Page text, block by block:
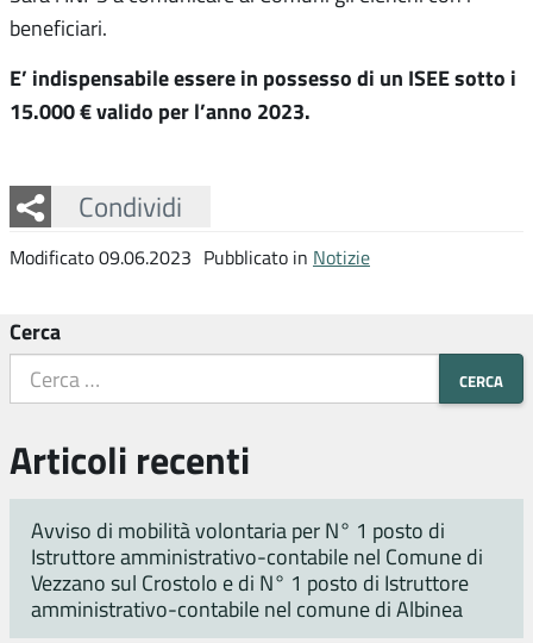
beneficiari.
E’ indispensabile essere in possesso di un ISEE sotto i
15.000 € valido per l’anno 2023.
Condividi
Facebook
Twitter
Whatsapp
Modificato 09.06.2023 Pubblicato in Notizie
Cerca
Articoli recenti
Avviso di mobilità volontaria per N° 1 posto di
Istruttore amministrativo-contabile nel Comune di
Vezzano sul Crostolo e di N° 1 posto di Istruttore
amministrativo-contabile nel comune di Albinea